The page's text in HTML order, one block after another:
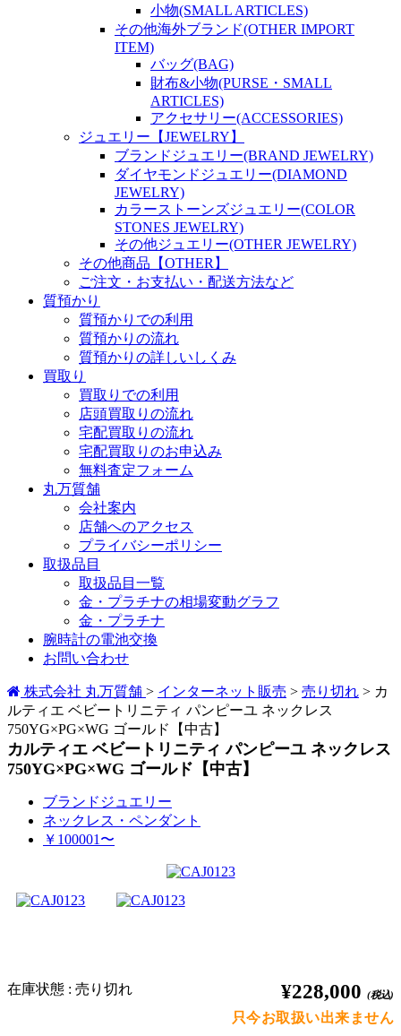
小物(SMALL ARTICLES)
その他海外ブランド(OTHER IMPORT
ITEM)
バッグ(BAG)
財布&小物(PURSE・SMALL
ARTICLES)
アクセサリー(ACCESSORIES)
ジュエリー【JEWELRY】
ブランドジュエリー(BRAND JEWELRY)
ダイヤモンドジュエリー(DIAMOND
JEWELRY)
カラーストーンズジュエリー(COLOR
STONES JEWELRY)
その他ジュエリー(OTHER JEWELRY)
その他商品【OTHER】
ご注文・お支払い・配送方法など
質預かり
質預かりでの利用
質預かりの流れ
質預かりの詳しいしくみ
買取り
買取りでの利用
店頭買取りの流れ
宅配買取りの流れ
宅配買取りのお申込み
無料査定フォーム
丸万質舗
会社案内
店舗へのアクセス
プライバシーポリシー
取扱品目
取扱品目一覧
金・プラチナの相場変動グラフ
金・プラチナ
腕時計の電池交換
お問い合わせ
株式会社 丸万質舗 > インターネット販売 > 売り切れ > カ
ルティエ ベビートリニティ パンピーユ ネックレス
750YG×PG×WG ゴールド【中古】
カルティエ ベビートリニティ パンピーユ ネックレス
750YG×PG×WG ゴールド【中古】
ブランドジュエリー
ネックレス・ペンダント
￥100001〜
在庫状態 : 売り切れ ¥228,000 (税込)
只今お取扱い出来ません